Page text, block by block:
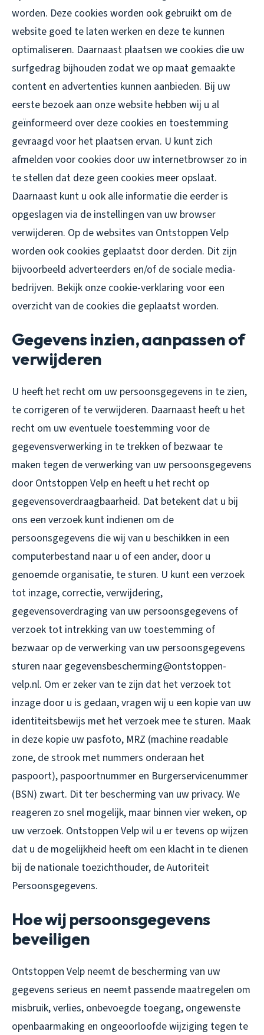
worden. Deze cookies worden ook gebruikt om de
website goed te laten werken en deze te kunnen
optimaliseren. Daarnaast plaatsen we cookies die uw
surfgedrag bijhouden zodat we op maat gemaakte
content en advertenties kunnen aanbieden. Bij uw
eerste bezoek aan onze website hebben wij u al
geïnformeerd over deze cookies en toestemming
gevraagd voor het plaatsen ervan. U kunt zich
afmelden voor cookies door uw internetbrowser zo in
te stellen dat deze geen cookies meer opslaat.
Daarnaast kunt u ook alle informatie die eerder is
opgeslagen via de instellingen van uw browser
verwijderen. Op de websites van Ontstoppen Velp
worden ook cookies geplaatst door derden. Dit zijn
bijvoorbeeld adverteerders en/of de sociale media-
bedrijven. Bekijk onze cookie-verklaring voor een
overzicht van de cookies die geplaatst worden.
Gegevens inzien, aanpassen of
verwijderen
U heeft het recht om uw persoonsgegevens in te zien,
te corrigeren of te verwijderen. Daarnaast heeft u het
recht om uw eventuele toestemming voor de
gegevensverwerking in te trekken of bezwaar te
maken tegen de verwerking van uw persoonsgegevens
door Ontstoppen Velp en heeft u het recht op
gegevensoverdraagbaarheid. Dat betekent dat u bij
ons een verzoek kunt indienen om de
persoonsgegevens die wij van u beschikken in een
computerbestand naar u of een ander, door u
genoemde organisatie, te sturen. U kunt een verzoek
tot inzage, correctie, verwijdering,
gegevensoverdraging van uw persoonsgegevens of
verzoek tot intrekking van uw toestemming of
bezwaar op de verwerking van uw persoonsgegevens
sturen naar gegevensbescherming@ontstoppen-
velp.nl. Om er zeker van te zijn dat het verzoek tot
inzage door u is gedaan, vragen wij u een kopie van uw
identiteitsbewijs met het verzoek mee te sturen. Maak
in deze kopie uw pasfoto, MRZ (machine readable
zone, de strook met nummers onderaan het
paspoort), paspoortnummer en Burgerservicenummer
(BSN) zwart. Dit ter bescherming van uw privacy. We
reageren zo snel mogelijk, maar binnen vier weken, op
uw verzoek. Ontstoppen Velp wil u er tevens op wijzen
dat u de mogelijkheid heeft om een klacht in te dienen
bij de nationale toezichthouder, de Autoriteit
Persoonsgegevens.
Hoe wij persoonsgegevens
beveiligen
Ontstoppen Velp neemt de bescherming van uw
gegevens serieus en neemt passende maatregelen om
misbruik, verlies, onbevoegde toegang, ongewenste
openbaarmaking en ongeoorloofde wijziging tegen te